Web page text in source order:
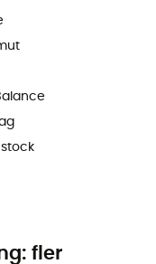
fler